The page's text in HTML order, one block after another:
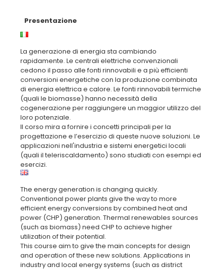
Presentazione
La generazione di energia sta cambiando
rapidamente. Le centrali elettriche convenzionali
cedono il passo alle fonti rinnovabili e a più efficienti
conversioni energetiche con la produzione combinata
di energia elettrica e calore. Le fonti rinnovabili termiche
(quali le biomasse) hanno necessità della
cogenerazione per raggiungere un maggior utilizzo del
loro potenziale.
Il corso mira a fornire i concetti principali per la
progettazione e l’esercizio di queste nuove soluzioni. Le
applicazioni nell'industria e sistemi energetici locali
(quali il teleriscaldamento) sono studiati con esempi ed
The energy generation is changing quickly.
Conventional power plants give the way to more
efficient energy conversions by combined heat and
power (CHP) generation. Thermal renewables sources
(such as biomass) need CHP to achieve higher
utilization of their potential.
This course aim to give the main concepts for design
and operation of these new solutions. Applications in
industry and local energy systems (such as district